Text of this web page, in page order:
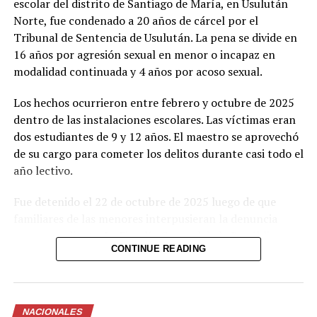
Capturan a «El Duende»,
pandillero vinculado a varios
extorsión
23 mayo, 2022
En «Nacionales»
RELATED TOPICS:
UP NEXT
con retraso mental que se pudo evitar
cocaína y marihuana
escolar del distrito de Santiago de María, en Usulután
Norte, fue condenado a 20 años de cárcel por el
Tribunal de Sentencia de Usulután. La pena se divide en
16 años por agresión sexual en menor o incapaz en
modalidad continuada y 4 años por acoso sexual.
Los hechos ocurrieron entre febrero y octubre de 2025
dentro de las instalaciones escolares. Las víctimas eran
dos estudiantes de 9 y 12 años. El maestro se aprovechó
de su cargo para cometer los delitos durante casi todo el
año lectivo.
Fue detenido el 22 de octubre de 2025 luego de que
correspondiente. La Fiscalía General de la República
presentó pruebas documentales, periciales y
responsabilidad penal.
CONTINUE READING
NACIONALES